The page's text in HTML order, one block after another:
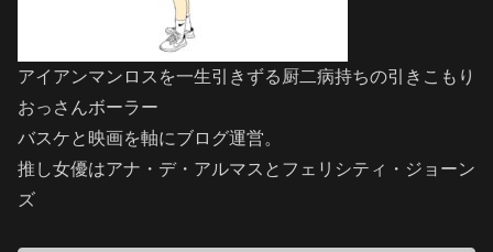
アイアンマンロスを一生引きずる厨二病持ちの引きこもり
おっさんボーラー
バスケと映画を軸にブログ運営。
推し女優はアナ・デ・アルマスとフェリシティ・ジョーン
ズ